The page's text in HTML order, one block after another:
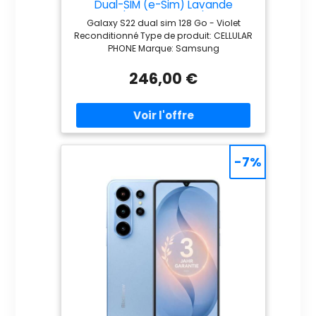
Dual-SIM (e-Sim) Lavande
(Reconditionné)
Galaxy S22 dual sim 128 Go - Violet
Reconditionné Type de produit: CELLULAR
PHONE Marque: Samsung
246,00 €
-7%